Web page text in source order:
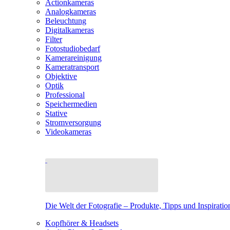
Actionkameras
Analogkameras
Beleuchtung
Digitalkameras
Filter
Fotostudiobedarf
Kamerareinigung
Kameratransport
Objektive
Optik
Professional
Speichermedien
Stative
Stromversorgung
Videokameras
Die Welt der Fotografie – Produkte, Tipps und
Kopfhörer & Headsets